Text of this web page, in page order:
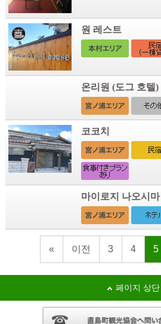
원 레스트
온리원 (도그 호텔)
코코치
마이로지 나오시마
« 이전 3 4 5
페이지 상단